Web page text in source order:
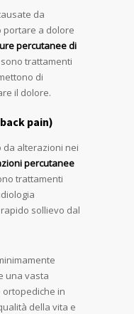
da
portare a dolore
percutanee di
sono trattamenti
di
il dolore.
pain)
da alterazioni nei
percutanee
trattamenti
sollievo dal
una vasta
ortopediche in
della vita e